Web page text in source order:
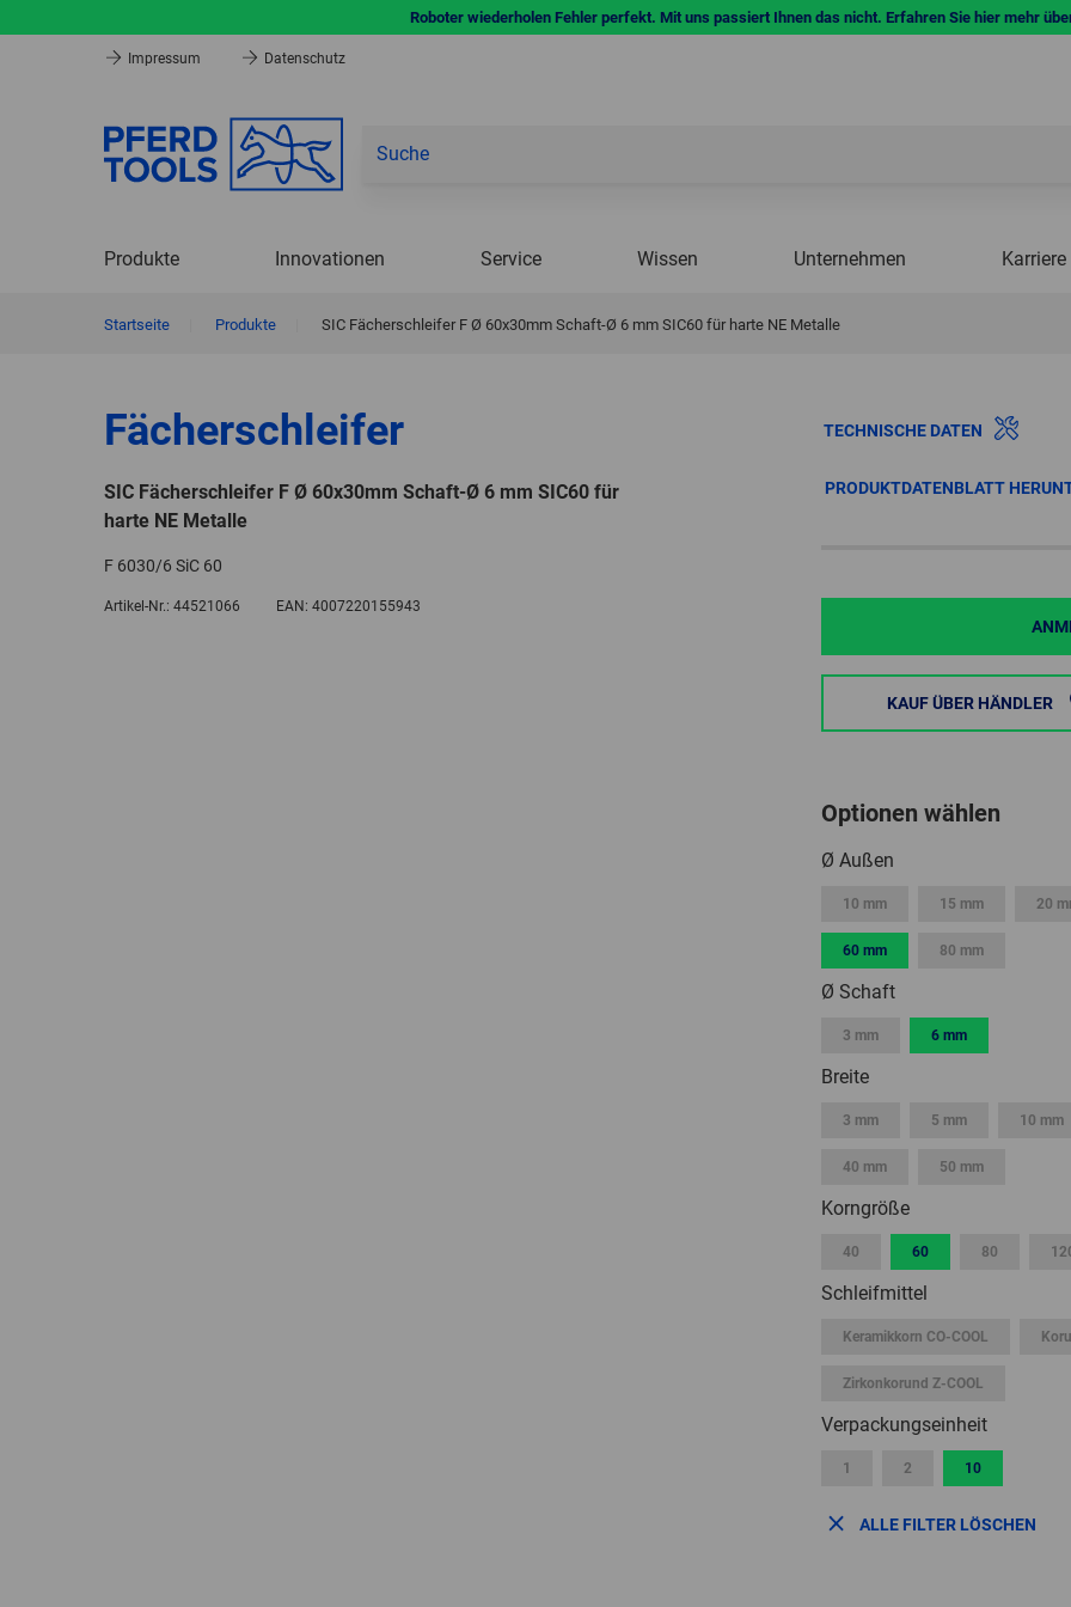
Roboter wiederholen Fehler perfekt. Mit uns passiert Ihnen das nicht. Erfahren Sie hier mehr
Impressum Datenschutz
Produkte Innovationen Service Wissen Unternehmen Karriere
Startseite Produkte SIC Fächerschleifer F Ø 60x30mm Schaft-Ø 6 mm SIC60 für harte NE Metalle
Fächerschleifer
SIC Fächerschleifer F Ø 60x30mm Schaft-Ø 6 mm SIC60 für
harte NE Metalle
F 6030/6 SiC 60
Artikel-Nr.: 44521066 EAN: 4007220155943
TECHNISCHE DATEN
PRODUKTDATENBLATT
KAUF ÜBER HÄNDLER
Optionen wählen
Ø Außen
10 mm 15 mm 20
60 mm 80 mm
Ø Schaft
3 mm 6 mm
Breite
3 mm 5 mm 10 mm
40 mm 50 mm
Korngröße
40 60 80
Schleifmittel
Keramikkorn CO-COOL
Zirkonkorund Z-COOL
Verpackungseinheit
1 2 10
ALLE FILTER LÖSCHEN